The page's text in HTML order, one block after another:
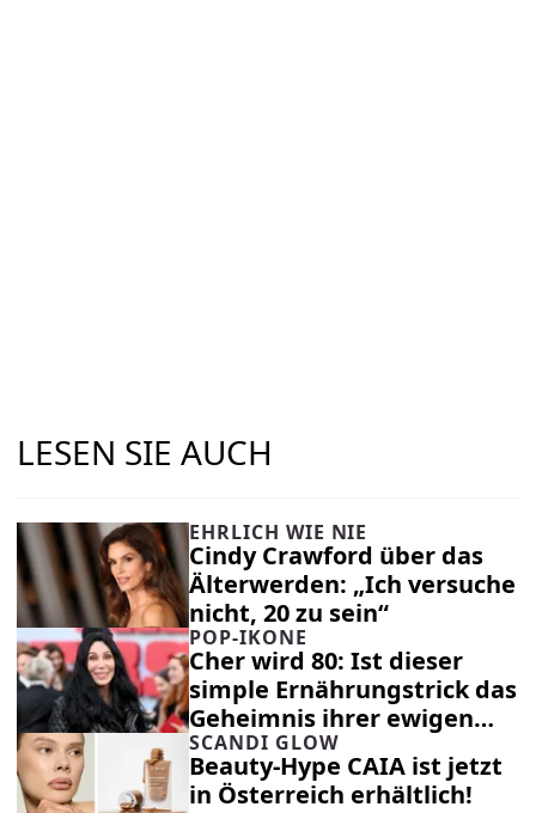
LESEN SIE AUCH
EHRLICH WIE NIE
Cindy Crawford über das
Älterwerden: „Ich versuche
nicht, 20 zu sein“
POP-IKONE
Cher wird 80: Ist dieser
simple Ernährungstrick das
Geheimnis ihrer ewigen
Jugend?
SCANDI GLOW
Beauty-Hype CAIA ist jetzt
in Österreich erhältlich!